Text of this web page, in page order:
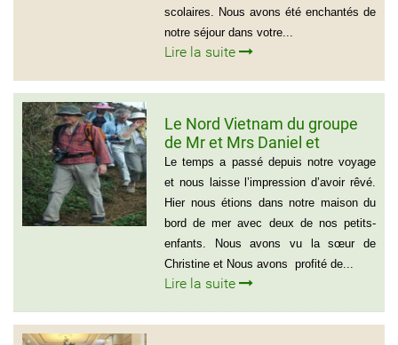
scolaires. Nous avons été enchantés de
notre séjour dans votre...
Lire la suite
Le Nord Vietnam du groupe
de Mr et Mrs Daniel et
Christine
Le temps a passé depuis notre voyage
et nous laisse l’impression d’avoir rêvé.
Hier nous étions dans notre maison du
bord de mer avec deux de nos petits-
enfants. Nous avons vu la sœur de
Christine et Nous avons profité de...
Lire la suite